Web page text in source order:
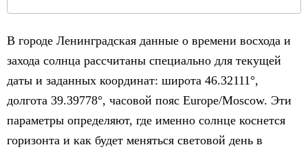
В городе Ленинградская данные о времени восхода и
захода солнца рассчитаны специально для текущей
даты и заданных координат: широта 46.32111°,
долгота 39.39778°, часовой пояс Europe/Moscow. Эти
параметры определяют, где именно солнце коснется
горизонта и как будет меняться световой день в